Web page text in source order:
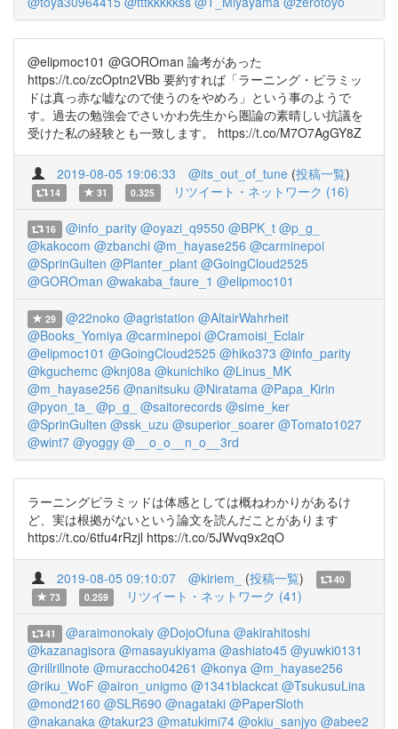
@elipmoc101 @GOROman 論考があった
https://t.co/zcOptn2VBb 要約すれば「ラーニング・ピラミッ
ドは真っ赤な嘘なので使うのをやめろ」という事のようで
す。過去の勉強会でさいかわ先生から圏論の素晴しい抗議を
受けた私の経験とも一致します。 https://t.co/M7O7AgGY8Z
2019-08-05 19:06:33 @its_out_of_tune (投稿一覧)
14 31 0.325 リツイート・ネットワーク (16)
16 @info_parity @oyazi_q9550 @BPK_t @p_g_
@kakocom @zbanchi @m_hayase256 @carminepoi
@SprinGulten @Planter_plant @GoingCloud2525
@GOROman @wakaba_faure_1 @elipmoc101
29 @22noko @agristation @AltairWahrheit
@Books_Yomiya @carminepoi @Cramoisi_Eclair
@elipmoc101 @GoingCloud2525 @hiko373 @info_parity
@kguchemc @knj08a @kunichiko @Linus_MK
@m_hayase256 @nanitsuku @Niratama @Papa_Kirin
@pyon_ta_ @p_g_ @saitorecords @sime_ker
@SprinGulten @ssk_uzu @superior_soarer @Tomato1027
@wint7 @yoggy @__o_o__n_o__3rd
ラーニングピラミッドは体感としては概ねわかりがあるけ
ど、実は根拠がないという論文を読んだことがあります
https://t.co/6tfu4rRzjl https://t.co/5JWvq9x2qO
2019-08-05 09:10:07 @kiriem_ (投稿一覧)
40
73
0.259 リツイート・ネットワーク (41)
41 @araimonokaiy @DojoOfuna @akirahitoshi
@kazanagisora @masayukiyama @ashiato45 @yuwki0131
@rillrillnote @muraccho04261 @konya @m_hayase256
@riku_WoF @airon_unigmo @1341blackcat @TsukusuLina
@mond2160 @SLR690 @nagataki @PaperSloth
@nakanaka @takur23 @matukimi74 @okiu_sanjyo @abee2